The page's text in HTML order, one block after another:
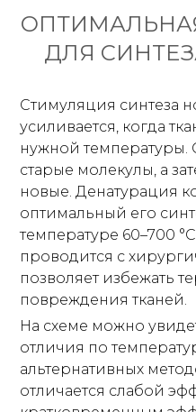
ДЛЯ
Стимуляция синтеза
усиливается, когда
нужной температуры.
старые молекулы, а
новые. Денатурация
оптимальный его
температуре 60–700
проводится с
позволяет избежать
повреждения тканей.
На схеме можно
отличия по
альтернативных
отличается слабой